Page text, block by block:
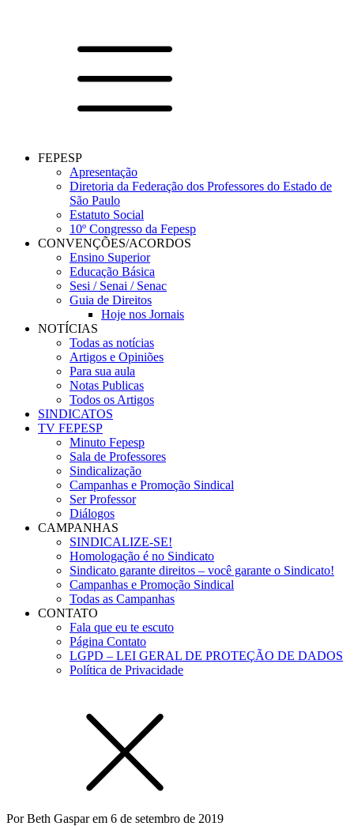
FEPESP
Apresentação
Diretoria da Federação dos Professores do Estado de
São Paulo
Estatuto Social
10º Congresso da Fepesp
CONVENÇÕES/ACORDOS
Ensino Superior
Educação Básica
Sesi / Senai / Senac
Guia de Direitos
Hoje nos Jornais
NOTÍCIAS
Todas as notícias
Artigos e Opiniões
Para sua aula
Notas Publicas
Todos os Artigos
SINDICATOS
TV FEPESP
Minuto Fepesp
Sala de Professores
Sindicalização
Campanhas e Promoção Sindical
Ser Professor
Diálogos
CAMPANHAS
SINDICALIZE-SE!
Homologação é no Sindicato
Sindicato garante direitos – você garante o Sindicato!
Campanhas e Promoção Sindical
Todas as Campanhas
CONTATO
Fala que eu te escuto
Página Contato
LGPD – LEI GERAL DE PROTEÇÃO DE DADOS
Política de Privacidade
PorBeth Gasparem 6 de setembro de 2019